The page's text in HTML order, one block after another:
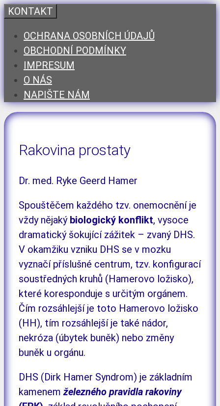
Přeskočit
obsah
KONTAKT
OCHRANA OSOBNÍCH ÚDAJŮ
OBCHODNÍ PODMÍNKY
IMPRESUM
O NÁS
NAPIŠTE NÁM
Rakovina prostaty
Dr. med. Ryke Geerd Hamer
Spouštěčem každého tzv. onemocnění je
vždy nějaký biologický konflikt, vysoce
dramatický šokující zážitek – zvaný DHS.
V okamžiku vzniku DHS se v mozku
vyznačí příslušné centrum, tzv. konfigurací
soustředných kruhů (Hamerovo ložisko),
které koresponduje s určitým orgánem.
Čím rozsáhlejší je toto Hamerovo ložisko
(HH), tím rozsáhlejší je také nádor,
nekróza (úbytek buněk) nebo změny
buněk u orgánu.
DHS (Dirk Hamer Syndrom) je základním
kamenem železného pravidla rakoviny